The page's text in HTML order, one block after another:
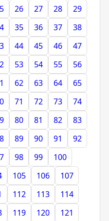
26 27 28
29
35 36 37
38
44 45 46
47
53 54 55
56
62 63 64
65
71 72 73
74
80 81 82
83
89 90 91
92
98 99
100
105 106
107
112 113
114
119 120
121